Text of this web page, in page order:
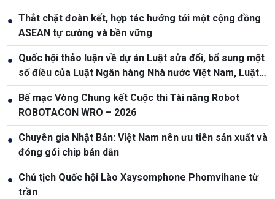
● Thắt chặt đoàn kết, hợp tác hướng tới một cộng đồng
ASEAN tự cường và bền vững
● Quốc hội thảo luận về dự án Luật sửa đổi, bổ sung một
số điều của Luật Ngân hàng Nhà nước Việt Nam, Luật
Phòng, chống rửa tiền
●
Bế mạc Vòng Chung kết Cuộc thi Tài năng Robot
ROBOTACON WRO – 2026
● Chuyên gia Nhật Bản: Việt Nam nên ưu tiên sản xuất và
đóng gói chip bán dẫn
● Chủ tịch Quốc hội Lào Xaysomphone Phomvihane từ
trần